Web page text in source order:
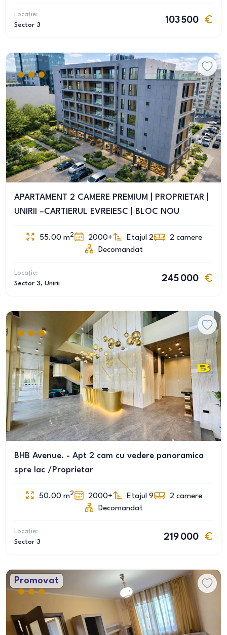
Locație:
Sector 3
103 500
APARTAMENT 2 CAMERE PREMIUM | PROPRIETAR |
UNIRII –CARTIERUL EVREIESC | BLOC NOU
55.00 m2 2000+ Etajul 2 2 camere
Decomandat
Locație:
Sector 3, Unirii
245 000
BHB Avenue. - Apt 2 cam cu vedere panoramica
spre lac /Proprietar
50.00 m2 2000+ Etajul 9 2 camere
Decomandat
Locație:
Sector 3
219 000
Promovat